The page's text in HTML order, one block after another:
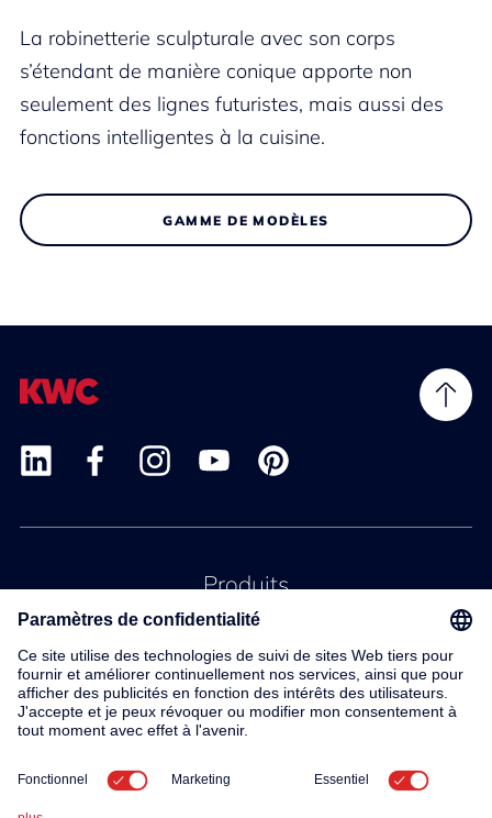
La robinetterie sculpturale avec son corps
s’étendant de manière conique apporte non
seulement des lignes futuristes, mais aussi des
fonctions intelligentes à la cuisine.
GAMME DE MODÈLES
Produits
Service
Contact
À propos de nous